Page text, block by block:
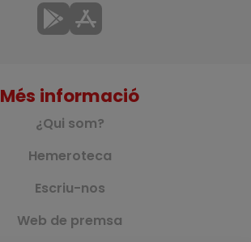
Més informació
¿Qui som?
Hemeroteca
Escriu-nos
Web de premsa